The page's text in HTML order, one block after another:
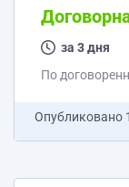
личность -
узнать что
проекты от
за 3 дня
По
Опубликовано